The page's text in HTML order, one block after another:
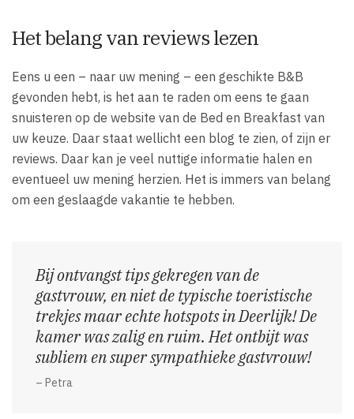
Het belang van reviews lezen
Eens u een – naar uw mening – een geschikte B&B
gevonden hebt, is het aan te raden om eens te gaan
snuisteren op de website van de Bed en Breakfast van
uw keuze. Daar staat wellicht een blog te zien, of zijn er
reviews. Daar kan je veel nuttige informatie halen en
eventueel uw mening herzien. Het is immers van belang
om een geslaagde vakantie te hebben.
Bij ontvangst tips gekregen van de
gastvrouw, en niet de typische toeristische
trekjes maar echte hotspots in Deerlijk! De
kamer was zalig en ruim. Het ontbijt was
subliem en super sympathieke gastvrouw!
– Petra